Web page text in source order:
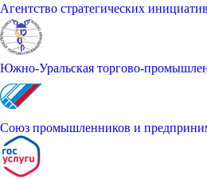
Агентство стратегических инициатив
Южно-Уральская торгово-
Союз промышленников и